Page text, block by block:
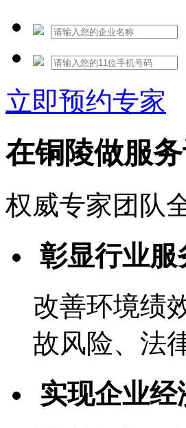
立即预约专家
在铜陵做服
权威专家团队
彰显行业服
改善环境绩
故风险、法
实现企业